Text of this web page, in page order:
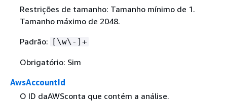
Restrições de tamanho: Tamanho mínimo de 1.
Tamanho máximo de 2048.
Padrão: [\w\-]+
Obrigatório: Sim
AwsAccountId
O ID daAWSconta que contém a análise.